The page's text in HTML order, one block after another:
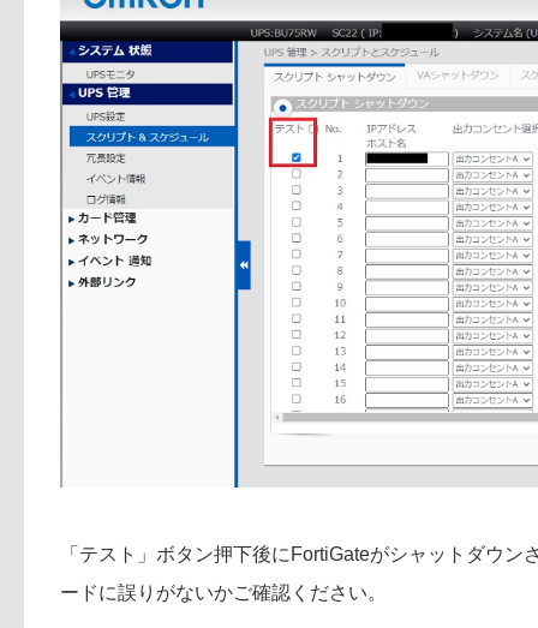
「テスト」ボタン押下後にFortiGateがシャットダウ
ードに誤りがないかご確認ください。